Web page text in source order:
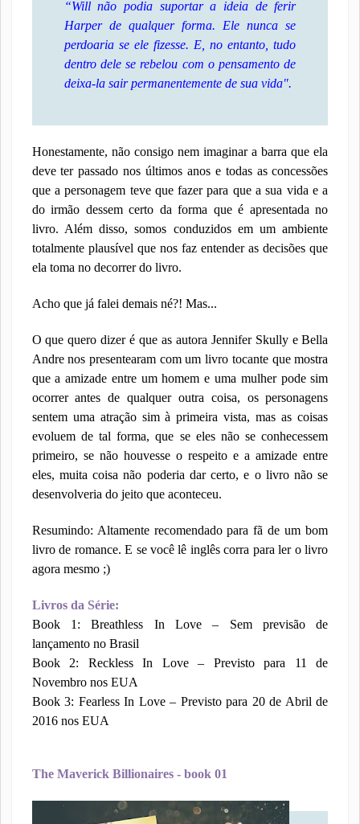
“Will não podia suportar a ideia de ferir
Harper de qualquer forma. Ele nunca se
perdoaria se ele fizesse. E, no entanto, tudo
dentro dele se rebelou com o pensamento de
deixa-la sair permanentemente de sua vida".
Honestamente, não consigo nem imaginar a barra que ela
deve ter passado nos últimos anos e todas as concessões
que a personagem teve que fazer para que a sua vida e a
do irmão dessem certo da forma que é apresentada no
livro. Além disso, somos conduzidos em um ambiente
totalmente plausível que nos faz entender as decisões que
ela toma no decorrer do livro.
Acho que já falei demais né?! Mas...
O que quero dizer é que as autora Jennifer Skully e Bella
Andre nos presentearam com um livro tocante que mostra
que a amizade entre um homem e uma mulher pode sim
ocorrer antes de qualquer outra coisa, os personagens
sentem uma atração sim à primeira vista, mas as coisas
evoluem de tal forma, que se eles não se conhecessem
primeiro, se não houvesse o respeito e a amizade entre
eles, muita coisa não poderia dar certo, e o livro não se
desenvolveria do jeito que aconteceu.
Resumindo: Altamente recomendado para fã de um bom
livro de romance. E se você lê inglês corra para ler o livro
agora mesmo ;)
Livros da Série:
Book 1: Breathless In Love – Sem previsão de
lançamento no Brasil
Book 2: Reckless In Love – Previsto para 11 de
Novembro nos EUA
Book 3: Fearless In Love – Previsto para 20 de Abril de
2016 nos EUA
The Maverick Billionaires - book 01